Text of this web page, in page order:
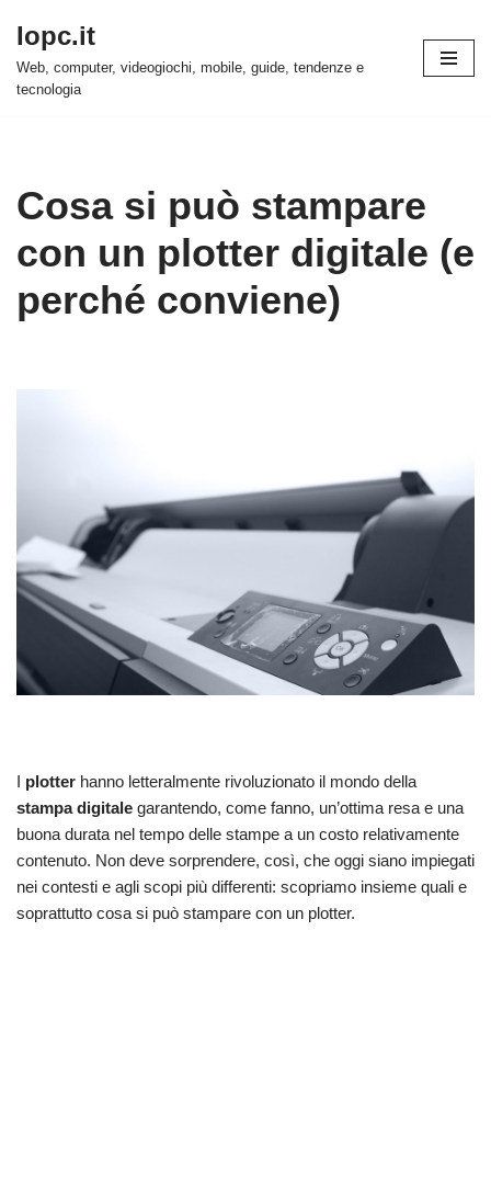
Vai
al
Iopc.it
Web, computer, videogiochi, mobile, guide, tendenze e
tecnologia
Cosa si può stampare
con un plotter digitale (e
perché conviene)
I plotter hanno letteralmente rivoluzionato il mondo della
stampa digitale garantendo, come fanno, un’ottima resa e una
buona durata nel tempo delle stampe a un costo relativamente
contenuto. Non deve sorprendere, così, che oggi siano impiegati
nei contesti e agli scopi più differenti: scopriamo insieme quali e
soprattutto cosa si può stampare con un plotter.